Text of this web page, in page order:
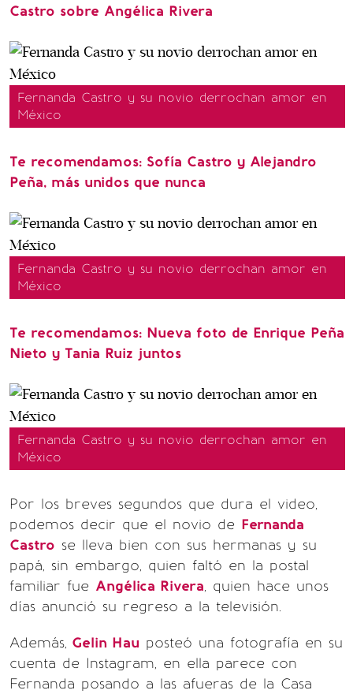
Castro sobre Angélica Rivera
Fernanda Castro y su novio derrochan amor en
México
Te recomendamos: Sofía Castro y Alejandro
Peña, más unidos que nunca
Fernanda Castro y su novio derrochan amor en
México
Te recomendamos: Nueva foto de Enrique Peña
Nieto y Tania Ruiz juntos
Fernanda Castro y su novio derrochan amor en
México
Por los breves segundos que dura el video,
podemos decir que el novio de Fernanda
Castro se lleva bien con sus hermanas y su
papá, sin embargo, quien faltó en la postal
familiar fue Angélica Rivera, quien hace unos
días anunció su regreso a la televisión.
Además, Gelin Hau posteó una fotografía en su
cuenta de Instagram, en ella parece con
Fernanda posando a las afueras de la Casa